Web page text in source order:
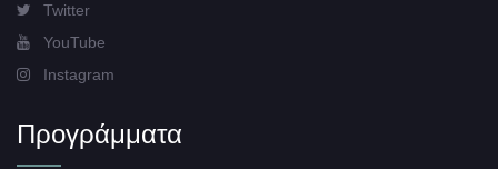
Twitter
YouTube
Instagram
Προγράμματα